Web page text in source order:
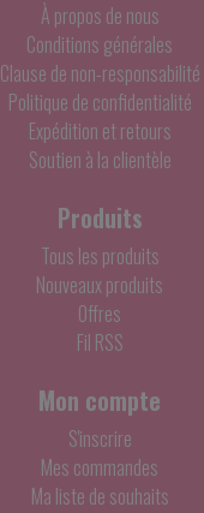
À propos de nous
Conditions générales
Clause de non-responsabilité
Politique de confidentialité
Expédition et retours
Soutien à la clientèle
Produits
Tous les produits
Nouveaux produits
Offres
Fil RSS
Mon compte
S'inscrire
Mes commandes
Ma liste de souhaits